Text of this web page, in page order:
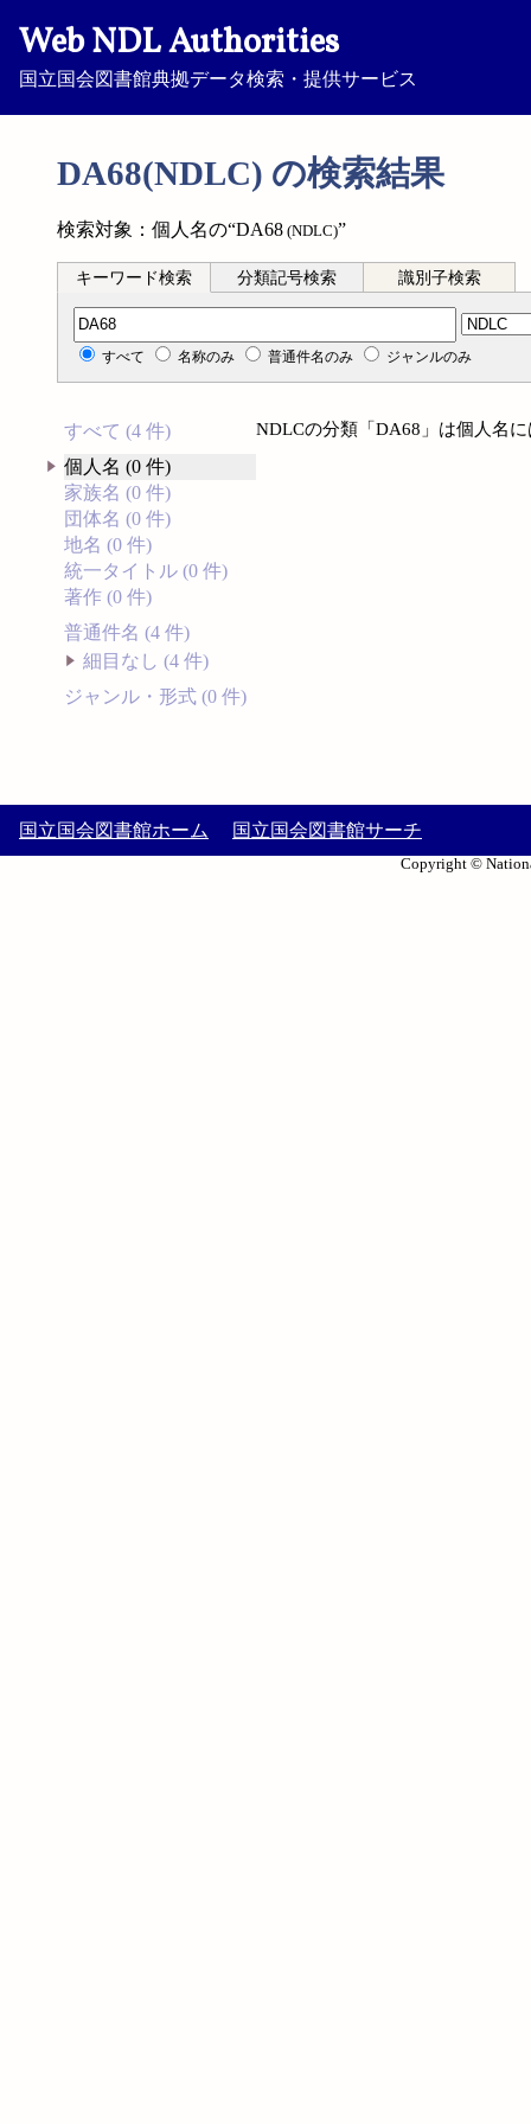
Web NDL Authorities
国立国会図書館典拠データ検索・提供サービス
DA68(NDLC) の検索結果
検索対象：個人名の“DA68 (NDLC)”
キーワード検索 分類記号検索 識別子検索
分類記号検索
すべて 名称のみ 普通件名のみ ジャンルのみ
すべて (4 件)
個人名 (0 件)
家族名 (0 件)
団体名 (0 件)
地名 (0 件)
統一タイトル (0 件)
著作 (0 件)
普通件名 (4 件)
細目なし (4 件)
ジャンル・形式 (0 件)
NDLCの分類「DA68」は個人名
国立国会図書館ホーム 国立国会図書館サーチ
Copyright ©